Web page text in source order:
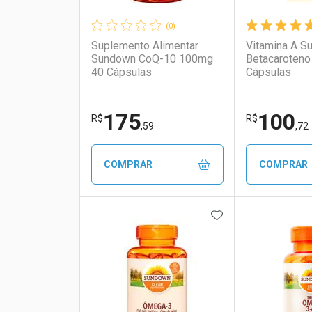
(0)
Suplemento Alimentar
Sundown CoQ-10 100mg
40 Cápsulas
R$175,59
COMPRAR
Laboratório
Por Menos
Vitamina A
Cápsulas
R$100,72
COMPRAR
Por
ADICIONAR AOS